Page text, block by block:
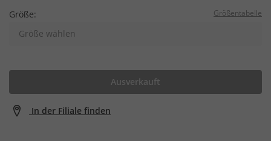
Größe: Größentabelle
Größe wählen
Ausverkauft
In der Filiale finden